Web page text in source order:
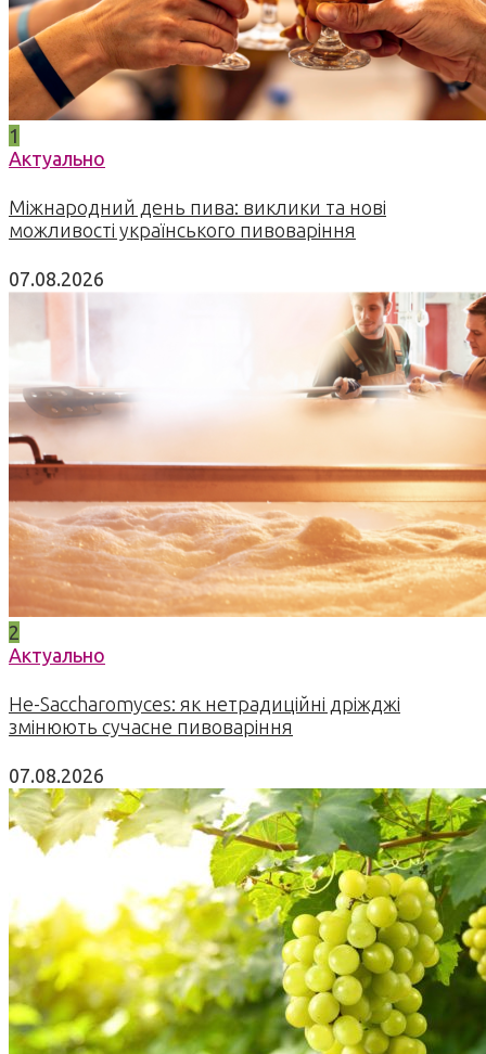
1
Актуально
Міжнародний день пива: виклики та нові
можливості українського пивоваріння
07.08.2026
2
Актуально
Не-Saccharomyces: як нетрадиційні дріжджі
змінюють сучасне пивоваріння
07.08.2026